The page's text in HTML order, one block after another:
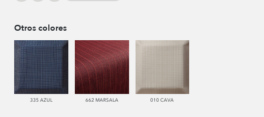
Otros colores
335 AZUL 662 MARSALA 010 CAVA